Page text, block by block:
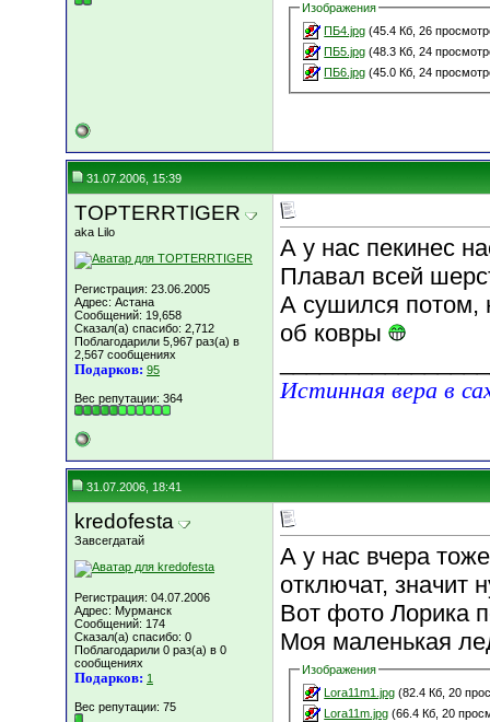
Изображения
ПБ4.jpg (45.4 Кб, 26
ПБ5.jpg (48.3 Кб, 24
ПБ6.jpg (45.0 Кб, 24
31.07.2006, 15:39
TOPTERRTIGER
aka Lilo
Регистрация: 23.06.2005
Адрес: Астана
Сообщений: 19,658
Сказал(а) спасибо: 2,712
Поблагодарили 5,967 раз(а) в
2,567 сообщениях
Подарков: 95
Вес репутации: 364
А у нас пекинес
Плавал всей
А сушился потом,
об ковры
Истинная вера в
31.07.2006, 18:41
kredofesta
Завсегдатай
Регистрация: 04.07.2006
Адрес: Мурманск
Сообщений: 174
Сказал(а) спасибо: 0
Поблагодарили 0 раз(а) в 0
сообщениях
Подарков: 1
Вес репутации: 75
А у нас вчера
отключат, значит
Вот фото Лорика
Моя маленькая
Изображения
Lora11m1.jpg (82.4 Кб, 20
Lora11m.jpg (66.4 Кб, 20